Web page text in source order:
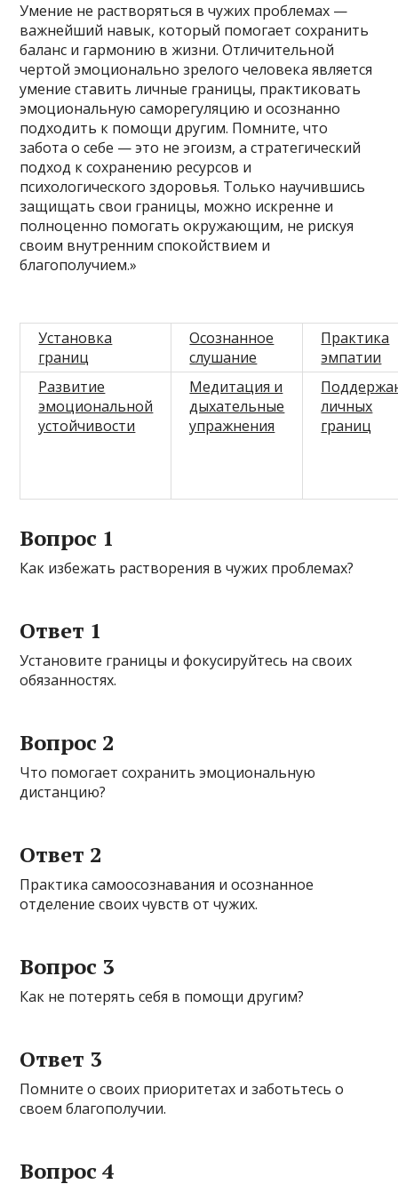
Умение не растворяться в чужих проблемах —
важнейший навык, который помогает сохранить
баланс и гармонию в жизни. Отличительной
чертой эмоционально зрелого человека является
умение ставить личные границы, практиковать
эмоциональную саморегуляцию и осознанно
подходить к помощи другим. Помните, что
забота о себе — это не эгоизм, а стратегический
подход к сохранению ресурсов и
психологического здоровья. Только научившись
защищать свои границы, можно искренне и
полноценно помогать окружающим, не рискуя
своим внутренним спокойствием и
благополучием.»
Установка
границ
Осознанное
слушание
Практика
эмпатии
Развитие
эмоциональной
устойчивости
Медитация и
дыхательные
упражнения
личных
границ
Вопрос 1
Как избежать растворения в чужих проблемах?
Ответ 1
Установите границы и фокусируйтесь на своих
обязанностях.
Вопрос 2
Что помогает сохранить эмоциональную
дистанцию?
Ответ 2
Практика самоосознавания и осознанное
отделение своих чувств от чужих.
Вопрос 3
Как не потерять себя в помощи другим?
Ответ 3
Помните о своих приоритетах и заботьтесь о
своем благополучии.
Вопрос 4